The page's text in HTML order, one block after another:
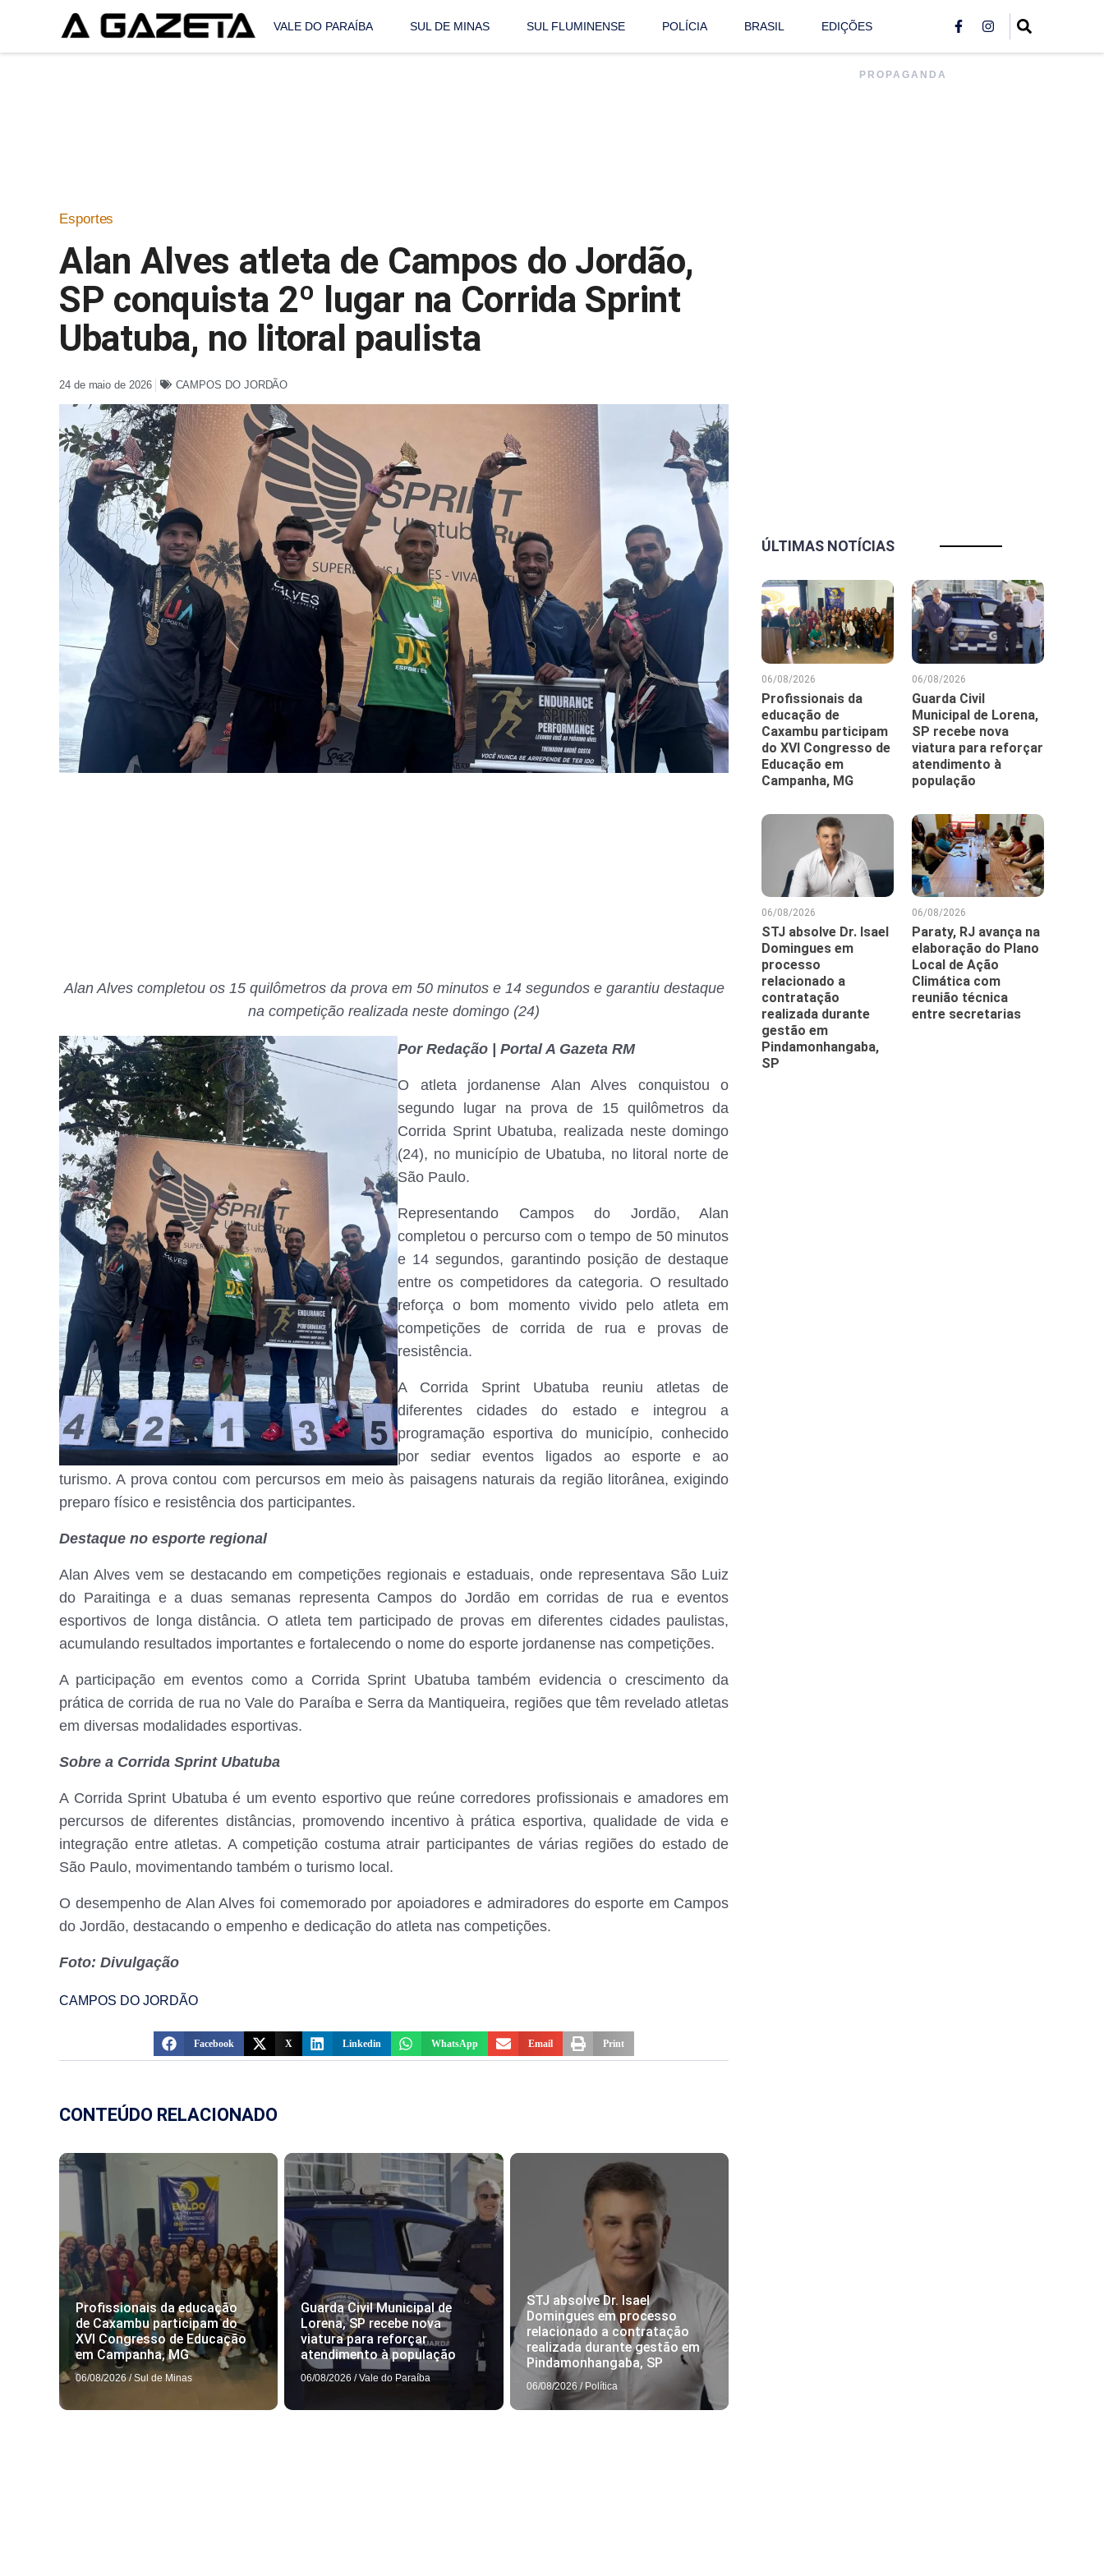
VALE DO PARAÍBA SUL DE MINAS SUL FLUMINENSE POLÍCIA BRASIL EDIÇÕES
Esportes
Alan Alves atleta de Campos do Jordão,
SP conquista 2º lugar na Corrida Sprint
Ubatuba, no litoral paulista
24 de maio de 2026 CAMPOS DO JORDÃO
Alan Alves completou os 15 quilômetros da prova em 50 minutos e 14 segundos e garantiu destaque
na competição realizada neste domingo (24)
Por Redação | Portal A Gazeta RM
O atleta jordanense Alan Alves conquistou o
segundo lugar na prova de 15 quilômetros da
Corrida Sprint Ubatuba, realizada neste domingo
(24), no município de Ubatuba, no litoral norte de
São Paulo.
Representando Campos do Jordão, Alan
completou o percurso com o tempo de 50 minutos
e 14 segundos, garantindo posição de destaque
entre os competidores da categoria. O resultado
reforça o bom momento vivido pelo atleta em
competições de corrida de rua e provas de
resistência.
A Corrida Sprint Ubatuba reuniu atletas de
diferentes cidades do estado e integrou a
programação esportiva do município, conhecido
por sediar eventos ligados ao esporte e ao
turismo. A prova contou com percursos em meio às paisagens naturais da região litorânea, exigindo
preparo físico e resistência dos participantes.
Destaque no esporte regional
Alan Alves vem se destacando em competições regionais e estaduais, onde representava São Luiz
do Paraitinga e a duas semanas representa Campos do Jordão em corridas de rua e eventos
esportivos de longa distância. O atleta tem participado de provas em diferentes cidades paulistas,
acumulando resultados importantes e fortalecendo o nome do esporte jordanense nas competições.
A participação em eventos como a Corrida Sprint Ubatuba também evidencia o crescimento da
prática de corrida de rua no Vale do Paraíba e Serra da Mantiqueira, regiões que têm revelado atletas
em diversas modalidades esportivas.
Sobre a Corrida Sprint Ubatuba
A Corrida Sprint Ubatuba é um evento esportivo que reúne corredores profissionais e amadores em
percursos de diferentes distâncias, promovendo incentivo à prática esportiva, qualidade de vida e
integração entre atletas. A competição costuma atrair participantes de várias regiões do estado de
São Paulo, movimentando também o turismo local.
O desempenho de Alan Alves foi comemorado por apoiadores e admiradores do esporte em Campos
do Jordão, destacando o empenho e dedicação do atleta nas competições.
Foto: Divulgação
CAMPOS DO JORDÃO
Facebook X Linkedin WhatsApp Email Print
CONTEÚDO RELACIONADO
Profissionais da educação
de Caxambu participam do
XVI Congresso de Educação
em Campanha, MG
06/08/2026 / Sul de Minas
Guarda Civil Municipal de
Lorena, SP recebe nova
viatura para reforçar
atendimento à população
06/08/2026 / Vale do Paraíba
STJ absolve Dr. Isael
Domingues em processo
relacionado a contratação
realizada durante gestão em
Pindamonhangaba, SP
06/08/2026 / Política
PROPAGANDA
ÚLTIMAS NOTÍCIAS
06/08/2026
Profissionais da
educação de
Caxambu participam
do XVI Congresso de
Educação em
Campanha, MG
06/08/2026
Guarda Civil
Municipal de Lorena,
SP recebe nova
viatura para reforçar
atendimento à
população
06/08/2026
STJ absolve Dr. Isael
Domingues em
processo
relacionado a
contratação
realizada durante
gestão em
Pindamonhangaba,
SP
06/08/2026
Paraty, RJ avança na
elaboração do Plano
Local de Ação
Climática com
reunião técnica
entre secretarias